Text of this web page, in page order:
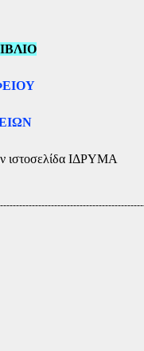
ιστοσελίδα ΙΔΡΥΜΑ